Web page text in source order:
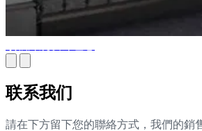
联系我们
請在下方留下您的聯絡方式，我們的銷